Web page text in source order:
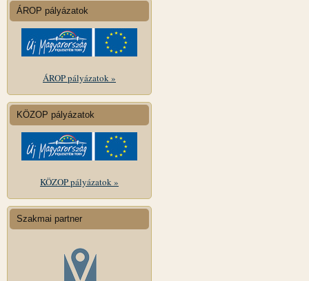
ÁROP pályázatok
ÁROP pályázatok »
KÖZOP pályázatok
KÖZOP pályázatok »
Szakmai partner